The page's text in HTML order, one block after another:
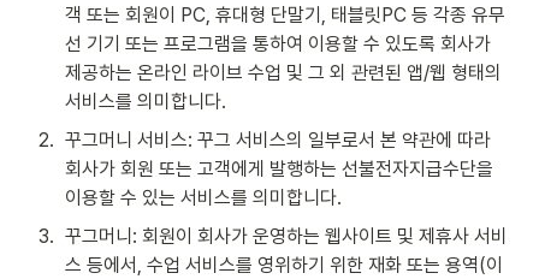
객 또는 회원이 PC, 휴대형 단말기, 태블릿PC 등 각종 유무
선 기기 또는 프로그램을 통하여 이용할 수 있도록 회사가
제공하는 온라인 라이브 수업 및 그 외 관련된 앱/웹 형태의
서비스를 의미합니다.
2. 꾸그머니 서비스: 꾸그 서비스의 일부로서 본 약관에 따라
회사가 회원 또는 고객에게 발행하는 선불전자지급수단을
이용할 수 있는 서비스를 의미합니다.
3. 꾸그머니: 회원이 회사가 운영하는 웹사이트 및 제휴사 서비
스 등에서, 수업 서비스를 영위하기 위한 재화 또는 용역(이